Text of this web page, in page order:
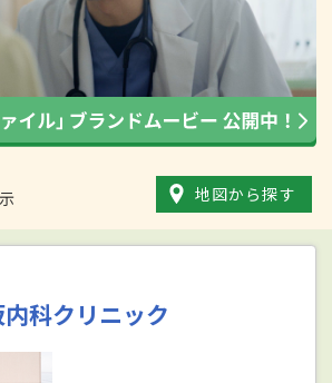
地図から探す
科クリニック